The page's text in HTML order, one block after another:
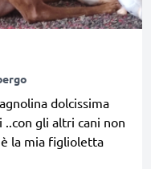
dolcissima
..con gli altri cani non
la mia figlioletta